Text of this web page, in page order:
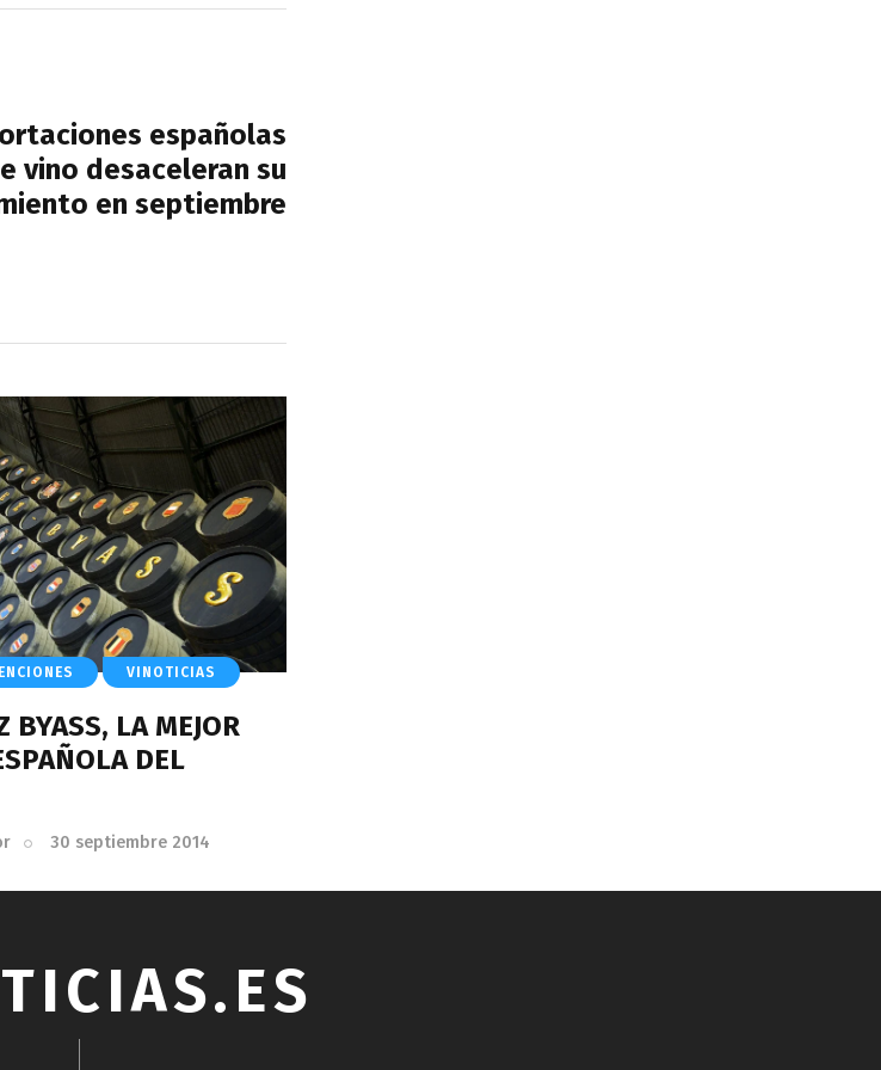
españolas
vino desaceleran su
en septiembre
VINOTICIAS
BYASS, LA MEJOR
DEL
30 septiembre 2014